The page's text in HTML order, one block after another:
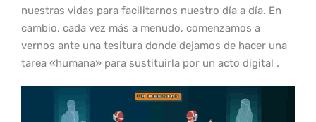
nuestras vidas para facilitarnos nuestro día a día. En
cambio, cada vez más a menudo, comenzamos a
vernos ante una tesitura donde dejamos de hacer una
tarea «humana» para sustituirla por un acto digital .